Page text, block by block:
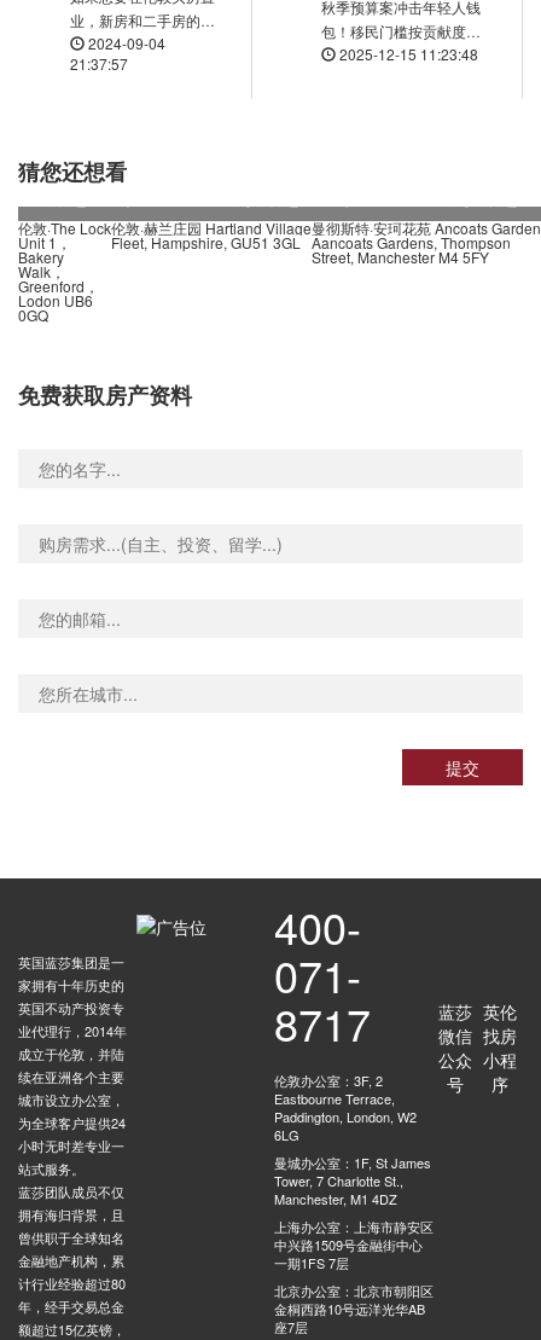
Stop K, Station Road, 海斯, UB3 4, 英国
0.01米
Stop G, 19 North Hyde Road, 海斯, UB3 4NJ, 英国
0.01米
(Stop P), 176 Station Road, 海斯, UB3 4, 英国
Stop SX, 海斯, UB3 3, 英国
0.01米
Tesco Stop BW, Hayes Road, 绍索尔, UB2 5, 英国
0.01米
Stop Z, 8 North Hyde Road, 海斯, UB3 4ND, 英国
Tesco Stop BS, Hayes Road, 绍索尔, UB2 5, 英国
W, 121 Coldharbour Lane, 海斯, UB3 3EG, 英国
业，新房和二手房的优
势分别是什么？
2024-09-04
21:37:57
秋季预算案冲击年轻人钱
包！移民门槛按贡献度重
构，ETA签证强制落地，
2025-12-15 11:23:48
猜您还想看
镑起
伦敦·The Lock
Unit 1，
Bakery
Walk，
Greenford，
Lodon UB6
0GQ
伦敦·赫兰庄园 Hartland Village
Fleet, Hampshire, GU51 3GL
曼彻斯特·安珂花苑 Ancoats
Aancoats Gardens, Thompson
Street, Manchester M4 5FY
免费获取房产资料
提交
英国蓝莎集团是一
家拥有十年历史的
英国不动产投资专
业代理行，2014年
成立于伦敦，并陆
续在亚洲各个主要
城市设立办公室，
为全球客户提供24
小时无时差专业一
站式服务。
蓝莎团队成员不仅
拥有海归背景，且
曾供职于全球知名
金融地产机构，累
计行业经验超过80
年，经手交易总金
额超过15亿英镑，
400-
071-
8717
伦敦办公室：3F, 2
Eastbourne Terrace,
Paddington, London, W2
6LG
曼城办公室：1F, St James
Tower, 7 Charlotte St.,
Manchester, M1 4DZ
上海办公室：上海市静安区
中兴路1509号金融街中心
一期1FS 7层
北京办公室：北京市朝阳区
金桐西路10号远洋光华AB
座7层
蓝莎
微信
公众
号
英伦
找房
小程
序